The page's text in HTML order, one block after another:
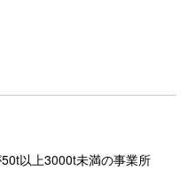
以上3000t未満の事業所